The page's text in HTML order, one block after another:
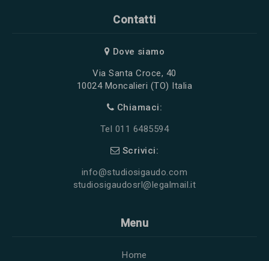
Contatti
Dove siamo
Via Santa Croce, 40
10024 Moncalieri (TO) Italia
Chiamaci:
Tel 011 6485594
Scrivici:
info@studiosigaudo.com
studiosigaudosrl@legalmail.it
Menu
Home